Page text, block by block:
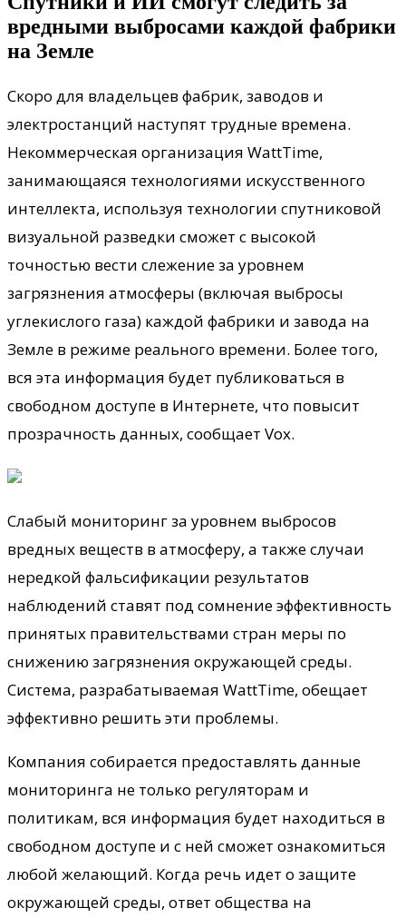
вредными выбросами каждой фабрики
на Земле
Скоро для владельцев фабрик, заводов и
электростанций наступят трудные времена.
Некоммерческая организация WattTime,
занимающаяся технологиями искусственного
интеллекта, используя технологии спутниковой
визуальной разведки сможет с высокой
точностью вести слежение за уровнем
загрязнения атмосферы (включая выбросы
углекислого газа) каждой фабрики и завода на
Земле в режиме реального времени. Более того,
вся эта информация будет публиковаться в
свободном доступе в Интернете, что повысит
прозрачность данных, сообщает Vox.
Слабый мониторинг за уровнем выбросов
вредных веществ в атмосферу, а также случаи
нередкой фальсификации результатов
наблюдений ставят под сомнение эффективность
принятых правительствами стран меры по
снижению загрязнения окружающей среды.
Система, разрабатываемая WattTime, обещает
эффективно решить эти проблемы.
Компания собирается предоставлять данные
мониторинга не только регуляторам и
политикам, вся информация будет находиться в
свободном доступе и с ней сможет ознакомиться
любой желающий. Когда речь идет о защите
окружающей среды, ответ общества на